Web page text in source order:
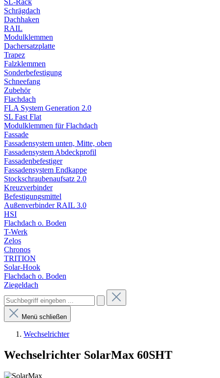
SL-Rack
Schrägdach
Dachhaken
RAIL
Modulklemmen
Dachersatzplatte
Trapez
Falzklemmen
Sonderbefestigung
Schneefang
Zubehör
Flachdach
FLA System Generation 2.0
SL Fast Flat
Modulklemmen für Flachdach
Fassade
Fassadensystem unten, Mitte, oben
Fassadensystem Abdeckprofil
Fassadenbefestiger
Fassadensystem Endkappe
Stockschrauben­aufsatz 2.0
Kreuzverbinder
Befestigungsmittel
Außenverbinder RAIL 3.0
HSI
Flachdach o. Boden
T-Werk
Zelos
Chronos
TRITION
Solar-Hook
Flachdach o. Boden
Ziegeldach
Menü schließen
Wechselrichter
Wechselrichter SolarMax 60SHT